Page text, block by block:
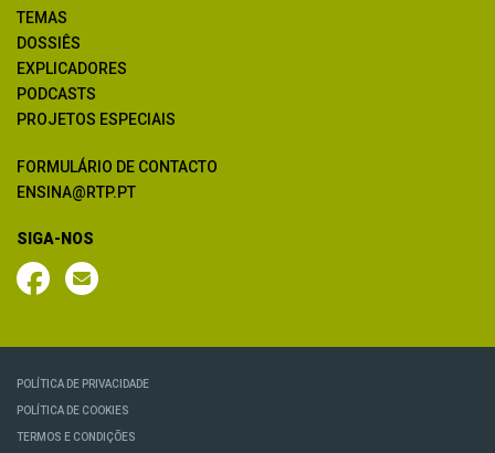
TEMAS
DOSSIÊS
EXPLICADORES
PODCASTS
PROJETOS ESPECIAIS
FORMULÁRIO DE CONTACTO
ENSINA@RTP.PT
SIGA-NOS
POLÍTICA DE PRIVACIDADE
POLÍTICA DE COOKIES
TERMOS E CONDIÇÕES